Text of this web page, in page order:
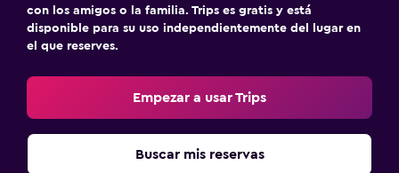
con los amigos o la familia. Trips es gratis y está
disponible para su uso independientemente del lugar en
el que reserves.
Empezar a usar Trips
Buscar mis reservas